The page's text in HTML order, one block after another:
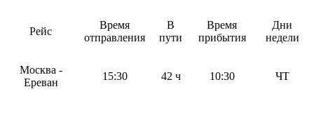
Рейс
Время
отправления
В
пути
Время
прибытия
Дни
недели
Москва -
Ереван
15:30 42 ч 10:30 ЧТ